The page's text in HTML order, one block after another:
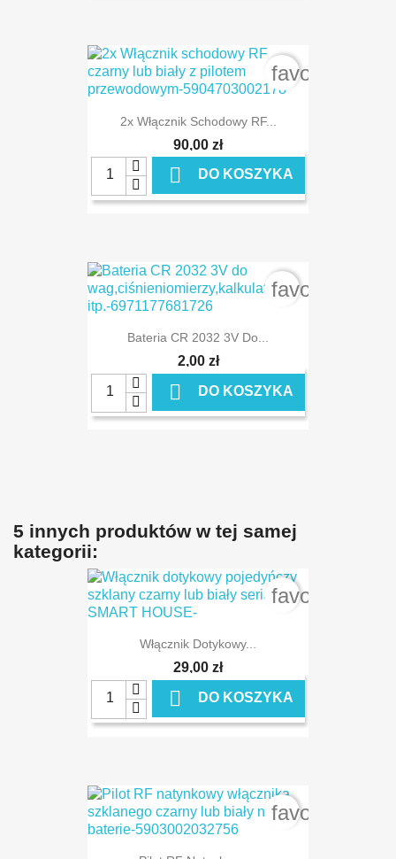
2x Włącznik Schodowy RF...
90,00 zł
 DO KOSZYKA
Bateria CR 2032 3V Do...
2,00 zł
 DO KOSZYKA
5 innych produktów w tej samej
kategorii:
Włącznik Dotykowy...
29,00 zł
 DO KOSZYKA